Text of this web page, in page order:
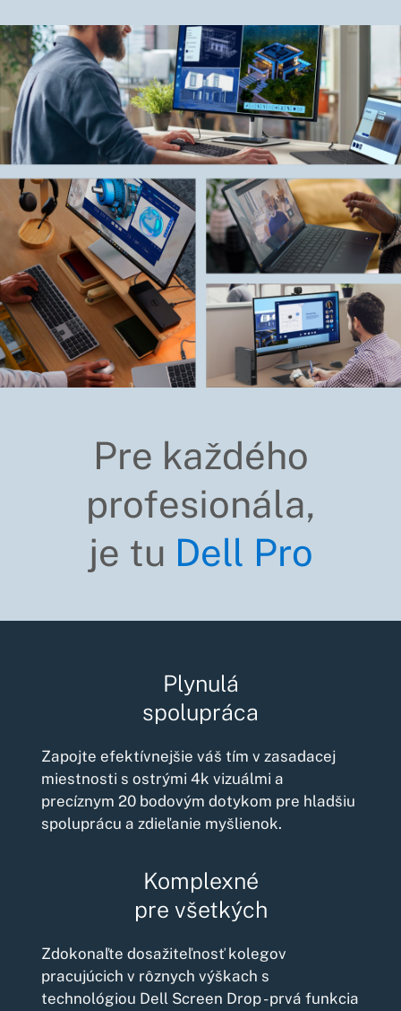
Pre každého
profesionála,
je tu Dell Pro
Plynulá
spolupráca
Zapojte efektívnejšie váš tím v zasadacej
miestnosti s ostrými 4k vizuálmi a
precíznym 20 bodovým dotykom pre hladšiu
spoluprácu a zdieľanie myšlienok.
Komplexné
pre všetkých
Zdokonaľte dosažiteľnosť kolegov
pracujúcich v rôznych výškach s
technológiou Dell Screen Drop - prvá funkcia